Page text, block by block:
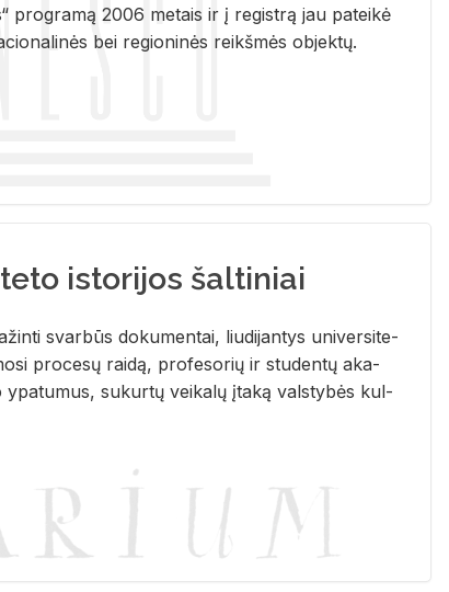
programą 2006 metais ir į registrą jau pateikė
bei regioninės reikšmės objektų.
istorijos šaltiniai
svar­būs do­ku­men­tai, liu­di­jan­tys uni­ver­si­te­
pro­ce­sų rai­dą, pro­fe­so­rių ir stu­den­tų aka­
ypa­tu­mus, su­kur­tų vei­ka­lų įta­ką vals­ty­bės kul­